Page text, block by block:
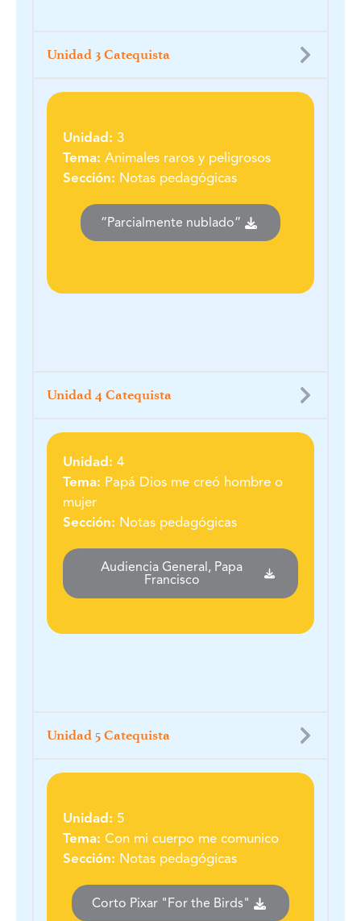
Unidad 3 Catequista
Unidad: 3
Tema: Animales raros y peligrosos
Sección: Notas pedagógicas
“Parcialmente nublado”
Unidad 4 Catequista
Unidad: 4
Tema: Papá Dios me creó hombre o
mujer
Sección: Notas pedagógicas
Audiencia General, Papa
Francisco
Unidad 5 Catequista
Unidad: 5
Tema: Con mi cuerpo me comunico
Sección: Notas pedagógicas
Corto Pixar "For the Birds"